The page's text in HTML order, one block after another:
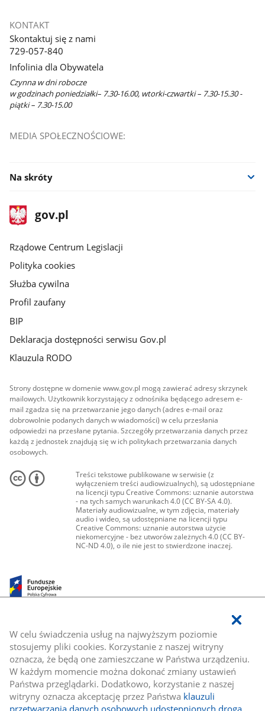
W celu świadczenia usług na najwyższym poziomie
stosujemy pliki cookies. Korzystanie z naszej witryny
oznacza, że będą one zamieszczane w Państwa urządzeniu.
W każdym momencie można dokonać zmiany ustawień
Państwa przeglądarki. Dodatkowo, korzystanie z naszej
witryny oznacza akceptację przez Państwa klauzuli
przetwarzania danych osobowych udostępnionych drogą
nowym
KONTAKT
Skontaktuj się z nami
729-057-840
Infolinia dla Obywatela
Czynna w dni robocze
w godzinach poniedziałki– 7.30-16.00, wtorki-czwartki – 7.30-15.30 -
piątki – 7.30-15.00
MEDIA SPOŁECZNOŚCIOWE:
Na skróty
stopka
gov.plStrona
gov.pl
Rządowe Centrum Legislacji
Polityka cookies
Służba cywilna
Profil zaufany
BIP
Deklaracja dostępności serwisu Gov.pl
Klauzula RODO
Strony dostępne w domenie www.gov.pl mogą zawierać adresy skrzynek
mailowych. Użytkownik korzystający z odnośnika będącego adresem e-
mail zgadza się na przetwarzanie jego danych (adres e-mail oraz
dobrowolnie podanych danych w wiadomości) w celu przesłania
odpowiedzi na przesłane pytania. Szczegóły przetwarzania danych przez
każdą z jednostek znajdują się w ich politykach przetwarzania danych
osobowych.
Treści tekstowe publikowane w serwisie (z
wyłączeniem treści audiowizualnych), są udostępniane
na licencji typu Creative Commons: uznanie autorstwa
- na tych samych warunkach 4.0 (CC BY-SA 4.0).
Materiały audiowizualne, w tym zdjęcia, materiały
audio i wideo, są udostępniane na licencji typu
Creative Commons: uznanie autorstwa użycie
niekomercyjne - bez utworów zależnych 4.0 (CC BY-
NC-ND 4.0), o ile nie jest to stwierdzone inaczej.